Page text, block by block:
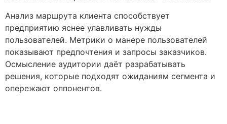
Анализ маршрута клиента способствует
предприятию яснее улавливать нужды
пользователей. Метрики о манере пользователей
показывают предпочтения и запросы заказчиков.
Осмысление аудитории даёт разрабатывать
решения, которые подходят ожиданиям сегмента и
опережают оппонентов.